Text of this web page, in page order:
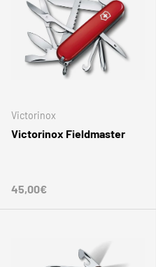
Victorinox
Victorinox Fieldmaster
Normaler Preis
45,00€